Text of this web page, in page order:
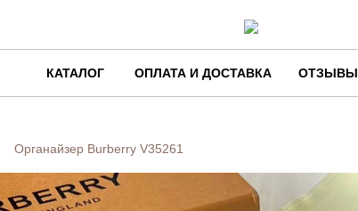
КАТАЛОГ ОПЛАТА И ДОСТАВКА ОТЗЫВЫ
Органайзер Burberry V35261